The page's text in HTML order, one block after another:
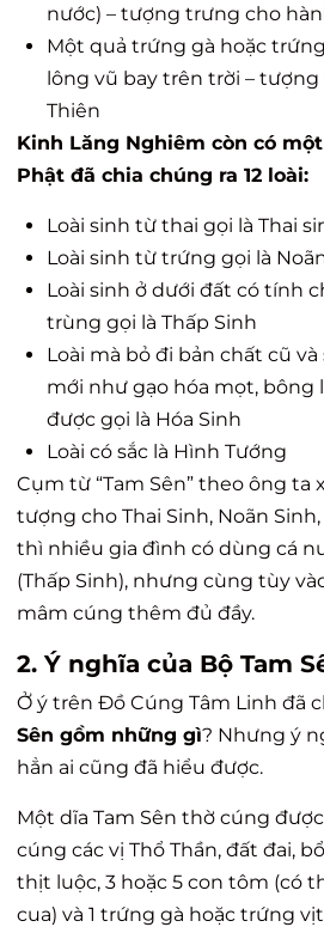
nước) – tượng trưng cho
Một quả trứng gà hoặc
lông vũ bay trên trời –
Thiên
Kinh Lăng Nghiêm còn có
Phật đã chia chúng ra 12 loài:
Loài sinh từ thai gọi là Thai
Loài sinh từ trứng gọi là
Loài sinh ở dưới đất có tính
trùng gọi là Thấp Sinh
Loài mà bỏ đi bản chất cũ
mới như gạo hóa mọt, bông
được gọi là Hóa Sinh
Loài có sắc là Hình Tướng
Cụm từ “Tam Sên” theo ông ta
tượng cho Thai Sinh, Noãn
thì nhiều gia đình có dùng cá
(Thấp Sinh), nhưng cùng tùy
mâm cúng thêm đủ đầy.
2. Ý nghĩa của Bộ Tam
Ở ý trên Đồ Cúng Tâm Linh đã
Sên gồm những gì? Nhưng ý
hẳn ai cũng đã hiểu được.
Một dĩa Tam Sên thờ cúng
cúng các vị Thổ Thần, đất đai,
thịt luộc, 3 hoặc 5 con tôm (có
cua) và 1 trứng gà hoặc trứng